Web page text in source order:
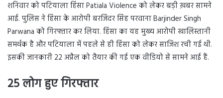
शनिवार को पटियाला हिंसा Patiala Violence को लेकर बड़ी ख़बर सामने
आई. पुलिस ने हिंसा के आरोपी बरजिंदर सिंह परवाना Barjinder Singh
Parwana को गिरफ्तार कर लिया. हिंसा का यह मुख्य आरोपी खालिस्तानी
समर्थक है और पटियाला में पहले से ही हिंसा को लेकर साजिश रची गई थी.
इसकी जानकारी 22 अप्रैल को तैयार की गई एक वीडियो से सामने आई हैं.
25 लोग हुए गिरफ्तार